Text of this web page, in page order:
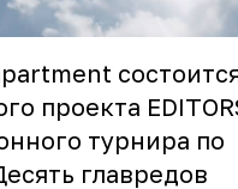
проекта
турнира по
главредов